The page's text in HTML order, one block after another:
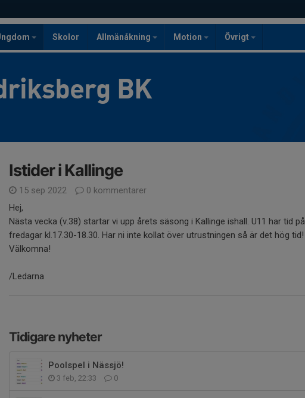
Skolor Allmänåkning Motion Övrigt
BK
Istider i Kallinge
15 sep 2022
0 kommentarer
Hej,
Nästa vecka (v.38) startar vi upp årets säsong i Kallinge ishall. U11 har tid på
fredagar kl.17.30-18.30. Har ni inte kollat över utrustningen så är det hög tid!
Välkomna!
/Ledarna
Tidigare nyheter
Poolspel i Nässjö!
3 feb, 22:33 0